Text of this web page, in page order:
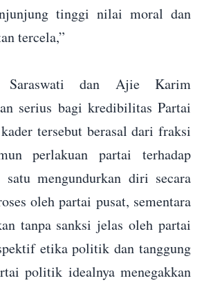
tinggi nilai moral dan
tercela,”
Saraswati dan Ajie Karim
serius bagi kredibilitas Partai
tersebut berasal dari fraksi
perlakuan partai terhadap
satu mengundurkan diri secara
oleh partai pusat, sementara
tanpa sanksi jelas oleh partai
etika politik dan tanggung
politik idealnya menegakkan